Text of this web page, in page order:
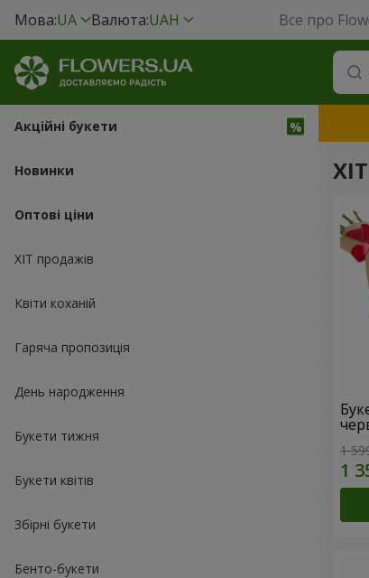
Мова:UA Валюта:UAH Все про
Акційні букети
Новинки
Оптові ціни
ХІТ продажів
Квіти коханій
Гаряча пропозиція
День народження
Букети тижня
Букети квітів
Збірні букети
Бенто-букети
1